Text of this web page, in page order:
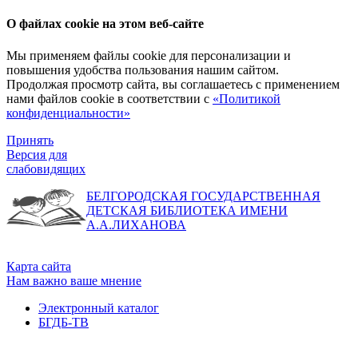
О файлах cookie на этом веб-сайте
Мы применяем файлы cookie для персонализации и
повышения удобства пользования нашим сайтом.
Продолжая просмотр сайта, вы соглашаетесь с применением
нами файлов cookie в соответствии с «Политикой
конфиденциальности»
Принять
Версия для
слабовидящих
БЕЛГОРОДСКАЯ ГОСУДАРСТВЕННАЯ
ДЕТСКАЯ БИБЛИОТЕКА ИМЕНИ
А.А.ЛИХАНОВА
Карта сайта
Нам важно ваше мнение
Электронный каталог
БГДБ-ТВ